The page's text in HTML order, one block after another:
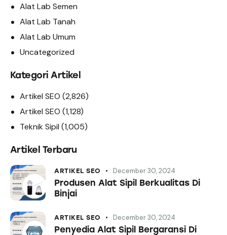
Alat Lab Semen
Alat Lab Tanah
Alat Lab Umum
Uncategorized
Kategori Artikel
Artikel SEO (2,826)
Artikel SEO (1,128)
Teknik Sipil (1,005)
Artikel Terbaru
ARTIKEL SEO December 30, 2024
Produsen Alat Sipil Berkualitas Di
Binjai
ARTIKEL SEO December 30, 2024
Penyedia Alat Sipil Bergaransi Di